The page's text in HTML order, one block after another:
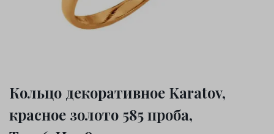
Кольцо декоративное Karatov,
красное золото 585 проба,